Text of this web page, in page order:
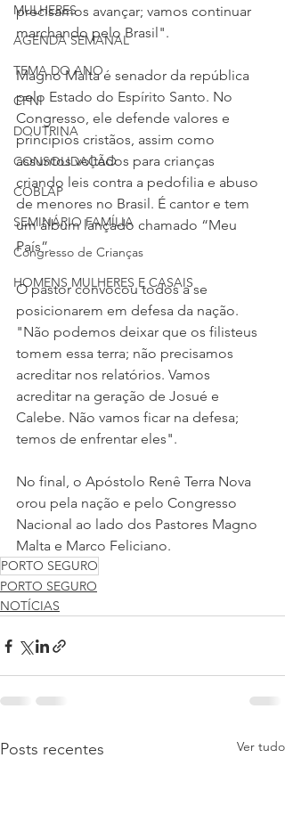
MULHERES
AGENDA SEMANAL
TEMA DO ANO
CFNI
DOUTRINA
CONSOLIDAÇÃO
COBLAP
SEMINÁRIO FAMÍLIA
Congresso de Crianças
HOMENS MULHERES E CASAIS
precisamos avançar; vamos continuar
marchando pelo Brasil".
Magno Malta é senador da república
pelo Estado do Espírito Santo. No
Congresso, ele defende valores e
princípios cristãos, assim como
assuntos voltados para crianças
criando leis contra a pedofilia e abuso
de menores no Brasil. É cantor e tem
um álbum lançado chamado “Meu
País”.
O pastor convocou todos a se
posicionarem em defesa da nação.
"Não podemos deixar que os filisteus
tomem essa terra; não precisamos
acreditar nos relatórios. Vamos
acreditar na geração de Josué e
Calebe. Não vamos ficar na defesa;
temos de enfrentar eles".
No final, o Apóstolo Renê Terra Nova
orou pela nação e pelo Congresso
Nacional ao lado dos Pastores Magno
Malta e Marco Feliciano.
PORTO SEGURO
PORTO SEGURO
NOTÍCIAS
Posts recentes Ver tudo